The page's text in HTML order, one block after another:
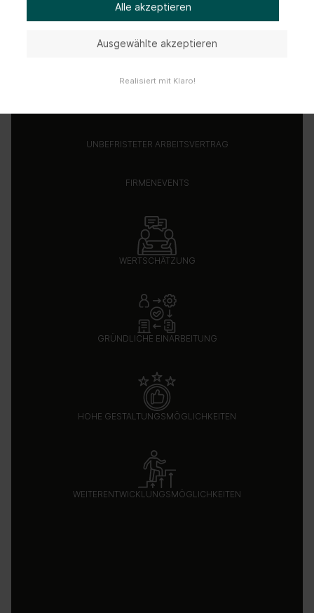
UNBEFRISTETER ARBEITSVERTRAG
FIRMENEVENTS
WERTSCHÄTZUNG
GRÜNDLICHE EINARBEITUNG
HOHE GESTALTUNGSMÖGLICHKEITEN
WEITERENTWICKLUNGSMÖGLICHKEITEN
Ausgewählte akzeptieren
Alle akzeptieren
Realisiert mit Klaro!